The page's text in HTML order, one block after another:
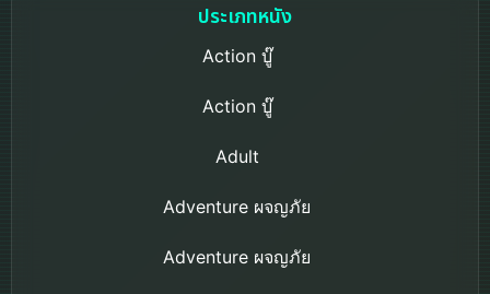
ออฟ นิมฟ์ เซอร์ซี (2026)ประเภทหนัง
Action บู๊
Action บู๊
Adult
Adventure ผจญภัย
Adventure ผจญภัย